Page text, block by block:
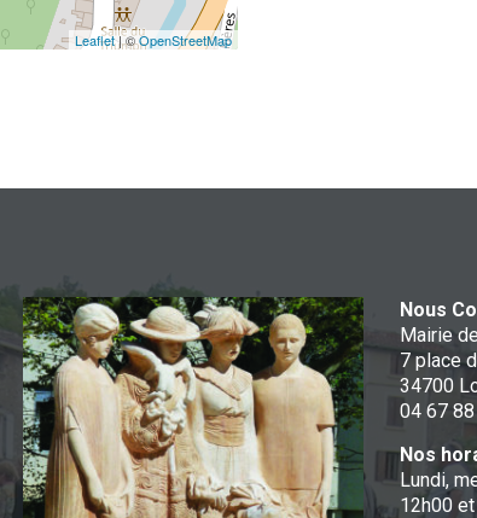
Leaflet| ©OpenStreetMap
Nous
Mairie
7 place
34700
04 67
Nos
Lundi,
12h00